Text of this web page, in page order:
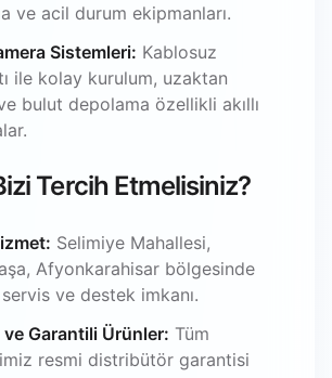
ve acil durum ekipmanları.
Sistemleri: Kablosuz
ile kolay kurulum, uzaktan
bulut depolama özellikli akıllı
Tercih Etmelisiniz?
Selimiye Mahallesi,
Afyonkarahisar bölgesinde
servis ve destek imkanı.
ve Garantili Ürünler: Tüm
resmi distribütör garantisi